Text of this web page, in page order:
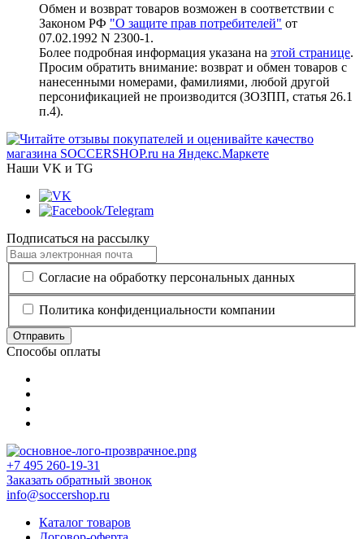
Обмен и возврат товаров возможен в соответствии с
Законом РФ "О защите прав потребителей" от
07.02.1992 N 2300-1.
Более подробная информация указана на этой странице.
Просим обратить внимание: возврат и обмен товаров с
нанесенными номерами, фамилиями, любой другой
персонификацией не производится (ЗОЗПП, статья 26.1
п.4).
Наши VK и TG
Подписаться на рассылку
Согласие на обработку персональных данных
Политика конфиденциальности компании
Отправить
Способы оплаты
+7 495 260-19-31
Заказать обратный звонок
info@soccershop.ru
Каталог товаров